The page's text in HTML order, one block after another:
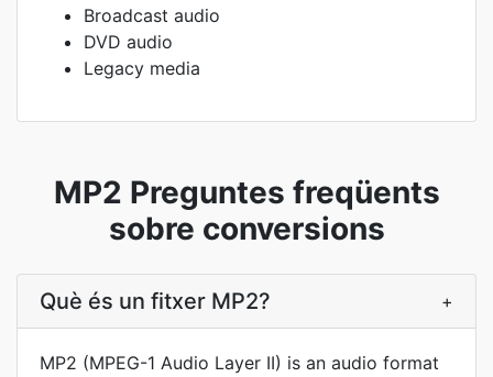
Broadcast audio
DVD audio
Legacy media
MP2 Preguntes freqüents
sobre conversions
Què és un fitxer MP2? +
MP2 (MPEG-1 Audio Layer II) is an audio format